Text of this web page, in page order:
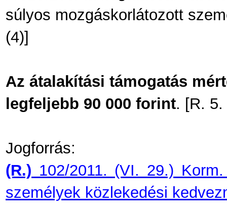
súlyos mozgáskorlátozott
(4)]
Az átalakítási támogatás
legfeljebb 90 000 forint. [R.
Jogforrás:
(R.) 102/2011. (VI. 29.)
személyek közlekedési